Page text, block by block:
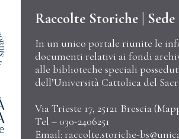
Raccolte Storiche |
In un unico portale riunite le
documenti relativi ai fondi
alle biblioteche speciali
dell’Università Cattolica del
Via Trieste 17, 25121 Brescia (
Tel – 030-2406251
Email: raccolte.storiche-